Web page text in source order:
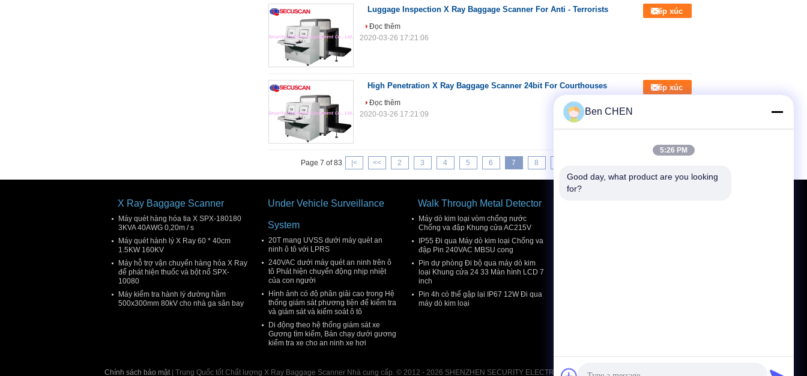
Luggage Inspection X Ray Baggage Scanner For Anti - Terrorists Tiếp xúc
Đọc thêm
2020-03-26 17:21:06
High Penetration X Ray Baggage Scanner 24bit For Courthouses Tiếp xúc
Đọc thêm
2020-03-26 17:21:09
Page 7 of 83 |< << 2 3 4 5 6 7 8
X Ray Baggage Scanner
Máy quét hàng hóa tia X SPX-180180
3KVA 40AWG 0,20m / s
Máy quét hành lý X Ray 60 * 40cm
1.5KW 160KV
Máy hỗ trợ vận chuyển hàng hóa X Ray
để phát hiện thuốc và bột nổ SPX-
10080
Máy kiểm tra hành lý đường hầm
500x300mm 80kV cho nhà ga sân bay
Under Vehicle Surveillance
System
20T mang UVSS dưới máy quét an
ninh ô tô với LPRS
240VAC dưới máy quét an ninh trên ô
tô Phát hiện chuyển động nhịp nhiệt
của con người
Hình ảnh có độ phân giải cao trong Hệ
thống giám sát phương tiện để kiểm tra
và giám sát và kiểm soát ô tô
Di động theo hệ thống giám sát xe
Gương tìm kiếm, Bán chạy dưới gương
kiểm tra xe cho an ninh xe hơi
Walk Through Metal Detector
Máy dò kim loại vòm chống nước
Chống va đập Khung cửa AC215V
IP55 Đi qua Máy dò kim loại Chống va
đập Pin 240VAC MBSU cong
Pin dự phòng Đi bộ qua máy dò kim
loại Khung cửa 24 33 Màn hình LCD 7
inch
Pin 4h có thể gập lại IP67 12W Đi qua
máy dò kim loại
Chính sách bảo mật| Trung Quốc tốt Chất lượng X Ray Baggage Scanner Nhà cung cấp. © 2012 - 2026 SHENZHEN SECURITY ELECTRONIC EQUIPMENT CO., LIMITED. All Rights
Ben CHEN
5:26 PM
Good day, what product are you looking
for?